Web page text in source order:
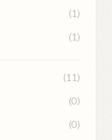
(1)
(1)
(11)
(0)
(0)